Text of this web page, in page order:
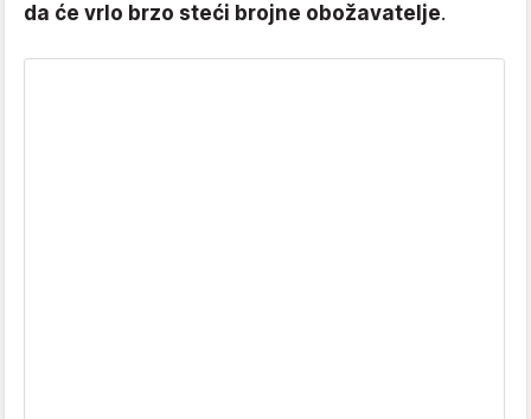
da će vrlo brzo steći brojne obožavatelje.